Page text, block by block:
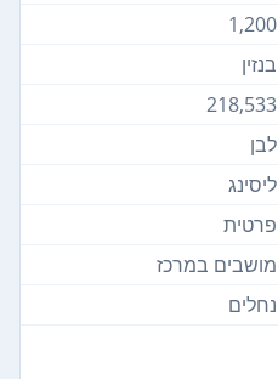
1,200
בנזין
218,533
לבן
ליסינג
פרטית
מושבים במרכז
נחלים